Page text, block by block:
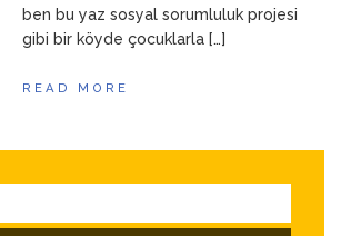
ben bu yaz sosyal sorumluluk projesi
gibi bir köyde çocuklarla […]
READ MORE